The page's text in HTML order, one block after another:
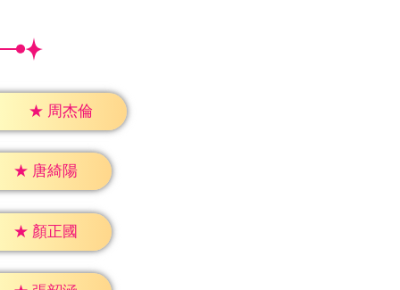
★ 周杰倫
★ 唐綺陽
★ 顏正國